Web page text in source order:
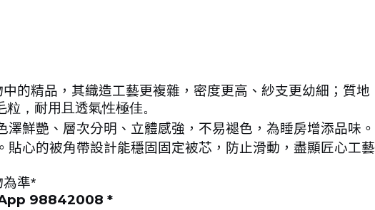
的精品，其織造工藝更複雜，密度更高、紗支更幼細；質地
耐用且透氣性極佳。
澤鮮艷、層次分明、立體感強，不易褪色，為睡房增添品味。
貼心的被角帶設計能穩固固定被芯，防止滑動，盡顯匠心工藝
為準*
98842008 *